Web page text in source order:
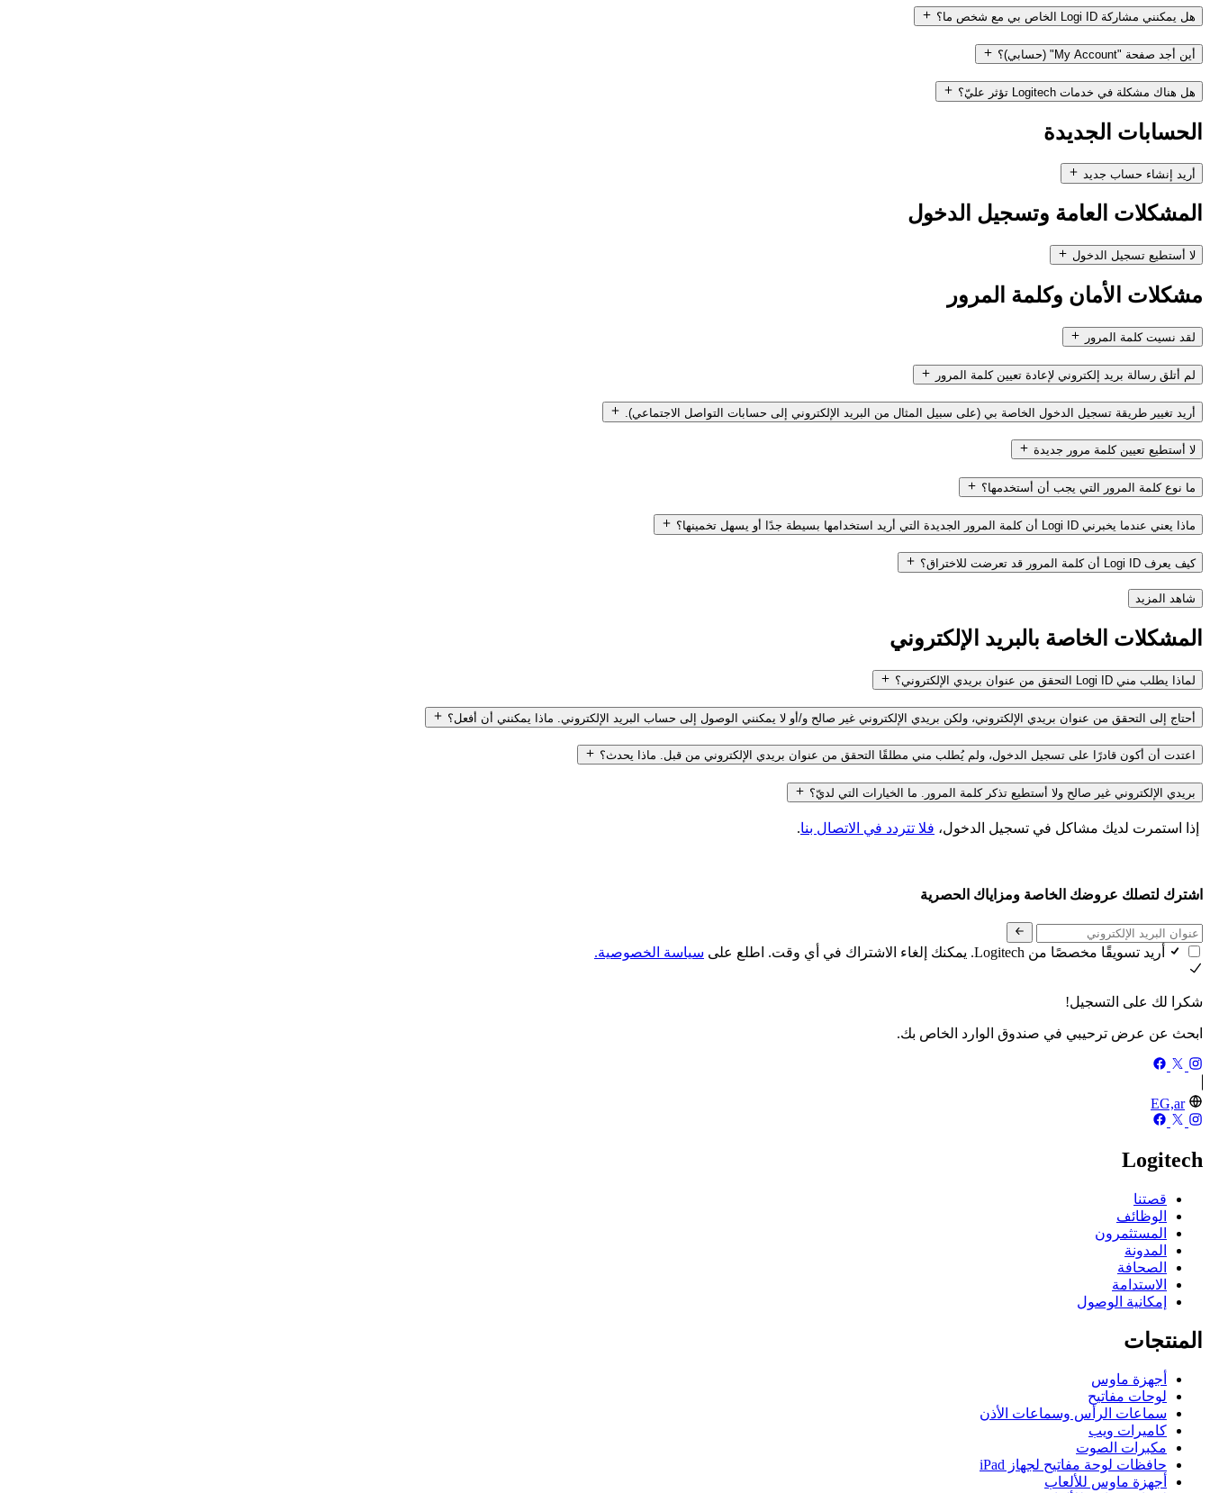
هل يمكنني مشاركة Logi ID الخاص بي مع شخص ما؟
أين أجد صفحة "My Account" (حسابي)؟
هل هناك مشكلة في خدمات Logitech تؤثر عليّ؟
الحسابات الجديدة
أريد إنشاء حساب جديد
المشكلات العامة وتسجيل الدخول
لا أستطيع تسجيل الدخول
مشكلات الأمان وكلمة المرور
لقد نسيت كلمة المرور
لم أتلق رسالة بريد إلكتروني لإعادة تعيين كلمة المرور
أريد تغيير طريقة تسجيل الدخول الخاصة بي (على سبيل المثال من البريد الإلكتروني إلى حسابات التواصل الاجتماعي).
لا أستطيع تعيين كلمة مرور جديدة
ما نوع كلمة المرور التي يجب أن أستخدمها؟
ماذا يعني عندما يخبرني Logi ID أن كلمة المرور الجديدة التي أريد استخدامها بسيطة جدًا أو يسهل تخمينها؟
كيف يعرف Logi ID أن كلمة المرور قد تعرضت للاختراق؟
شاهد المزيد
المشكلات الخاصة بالبريد الإلكتروني
لماذا يطلب مني Logi ID التحقق من عنوان بريدي الإلكتروني؟
أحتاج إلى التحقق من عنوان بريدي الإلكتروني، ولكن بريدي الإلكتروني غير صالح و/أو لا يمكنني الوصول إلى حساب البريد الإلكتروني. ماذا يمكنني أن أفعل؟
اعتدت أن أكون قادرًا على تسجيل الدخول، ولم يُطلب مني مطلقًا التحقق من عنوان بريدي الإلكتروني من قبل. ماذا يحدث؟
بريدي الإلكتروني غير صالح ولا أستطيع تذكر كلمة المرور. ما الخيارات التي لديّ؟
إذا استمرت لديك مشاكل في تسجيل الدخول، فلا تتردد في الاتصال بنا.
اشترك لتصلك عروضك الخاصة ومزاياك الحصرية
أريد تسويقًا مخصصًا من Logitech. يمكنك إلغاء الاشتراك في أي وقت. اطلع على سياسة الخصوصية.
شكرا لك على التسجيل!
ابحث عن عرض ترحيبي في صندوق الوارد الخاص بك.
EG,ar
Logitech
قصتنا
الوظائف
المستثمرون
المدونة
الصحافة
الاستدامة
إمكانية الوصول
المنتجات
أجهزة ماوس
لوحات مفاتيح
سماعات الرأس وسماعات الأذن
كاميرات ويب
مكبرات الصوت
حافظات لوحة مفاتيح لجهاز iPad
أجهزة ماوس للألعاب